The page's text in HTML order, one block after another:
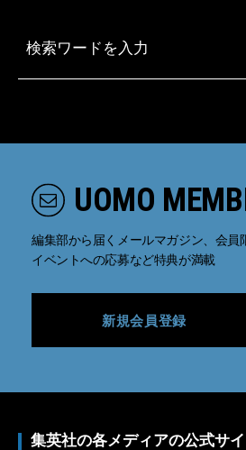
UOMO
編集部から届くメールマガジン、会員
イベントへの応募など特典が満載
新規会員登録
集英社の各メディアの公式サイ